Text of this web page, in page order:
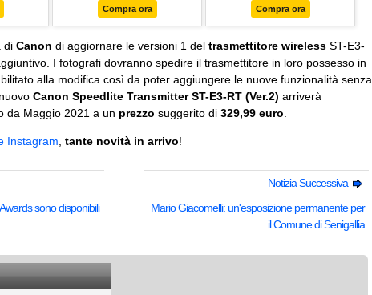
UHD fino 60p, stabilizzatore
d'immagine a 5 assi fino a 8
Focus II)
Compra ora Compra ora
di Canon di aggiornare le versioni 1 del trasmettitore wireless ST-E3-
I fotografi dovranno spedire il trasmettitore in loro possesso in
alla modifica così da poter aggiungere le nuove funzionalità senza
Canon Speedlite Transmitter ST-E3-RT (Ver.2) arriverà
da Maggio 2021 a un prezzo suggerito di 329,99 euro
Instagram tante novità in arrivo!
sono disponibili
Notizia Successiva
Mario Giacomelli: un'esposizione permanente per
il Comune di Senigallia